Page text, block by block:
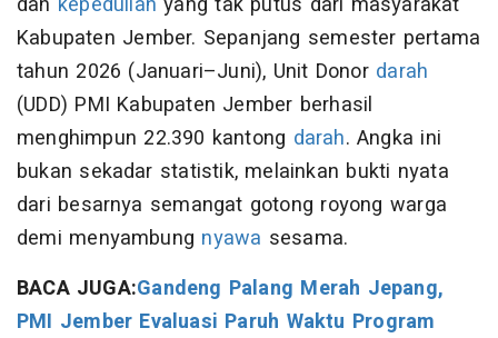
Kabupaten Jember. Sepanjang semester pertama
tahun 2026 (Januari–Juni), Unit Donor darah
(UDD) PMI Kabupaten Jember berhasil
menghimpun 22.390 kantong darah. Angka ini
bukan sekadar statistik, melainkan bukti nyata
dari besarnya semangat gotong royong warga
demi menyambung nyawa sesama.
BACA JUGA:Gandeng Palang Merah Jepang,
PMI Jember Evaluasi Paruh Waktu Program